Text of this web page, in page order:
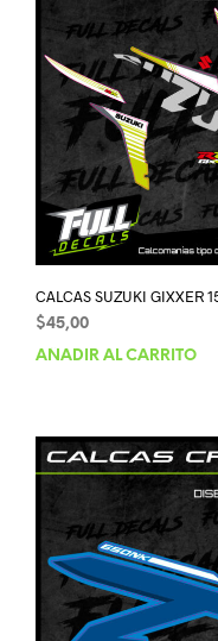
CALCAS SUZUKI GIXXER
$45,00
AÑADIR AL CARRITO